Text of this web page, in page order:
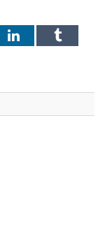
LinkedInTumblr